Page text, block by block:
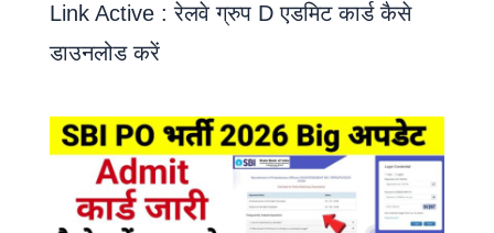
Link Active : रेलवे ग्रुप D एडमिट कार्ड कैसे
डाउनलोड करें